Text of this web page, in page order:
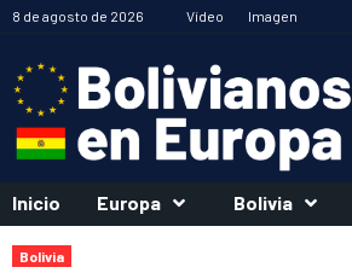
Saltar
contenido
8 de agosto de 2026 Vídeo Imagen
Inicio Europa Bolivia
Bolivia